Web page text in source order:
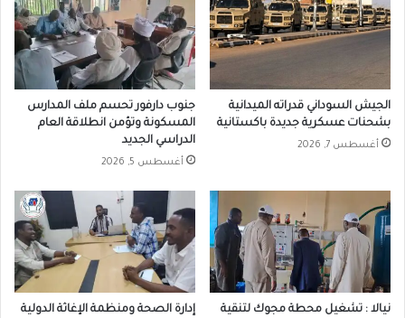
الجيش السوداني قدراته الميدانية
بشحنات عسكرية جديدة باكستانية
أغسطس 7, 2026
جنوب دارفور تحسم ملف المدارس
المسكونة وتؤمن انطلاقة العام
الدراسي الجديد
أغسطس 5, 2026
نيالا : تشغيل محطة مجوك لتنقية
إدارة الصحة ومنظمة الإغاثة الدولية